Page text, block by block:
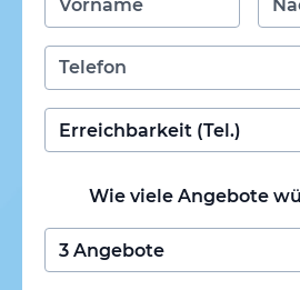
Wie viele Angebote